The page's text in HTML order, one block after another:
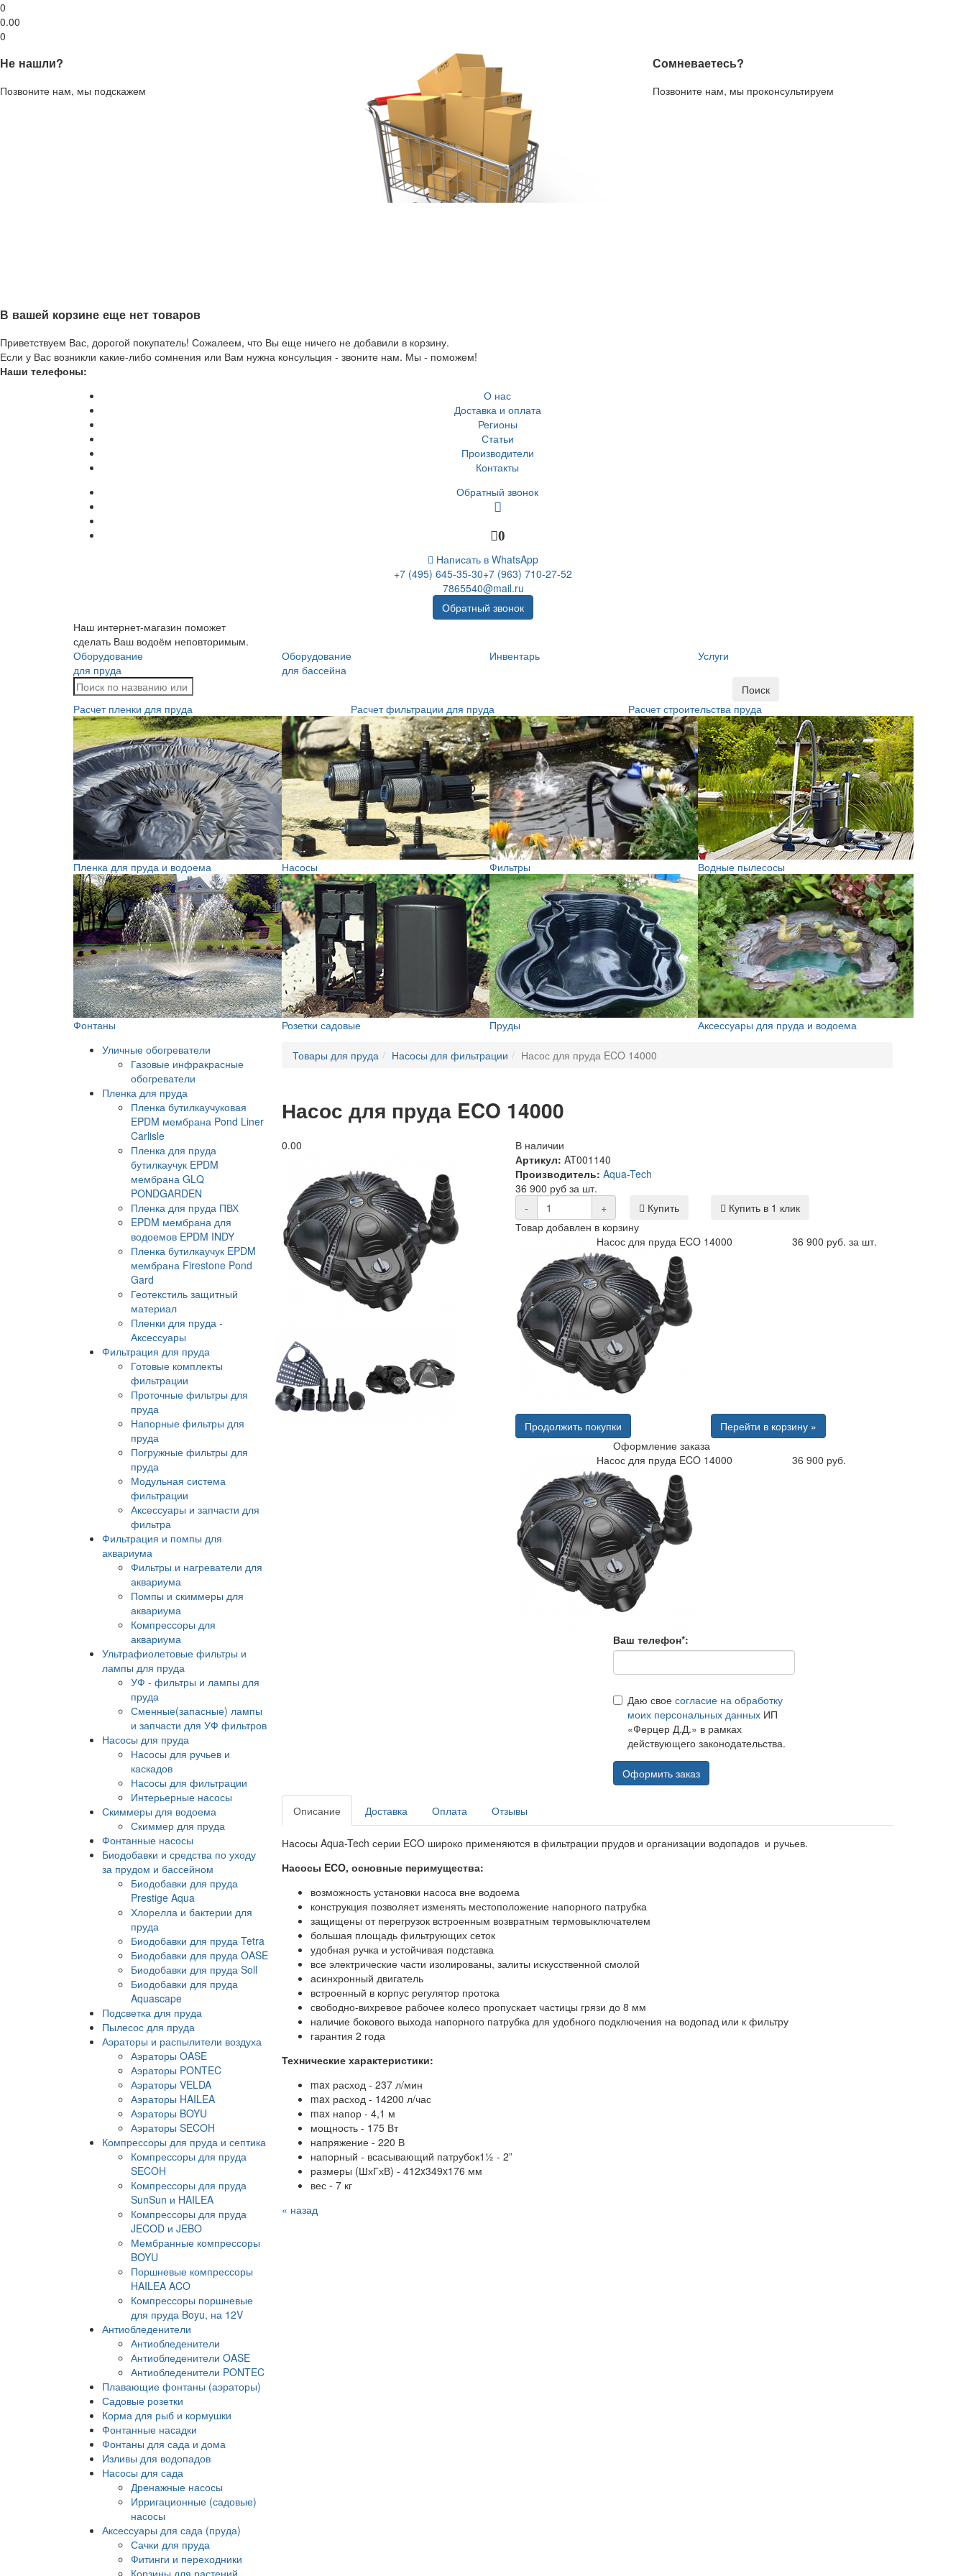
0
0.00
0
Не нашли?
Позвоните нам, мы подскажем
Сомневаетесь?
Позвоните нам, мы проконсультируем
В вашей корзине еще нет товаров
Приветствуем Вас, дорогой покупатель! Сожалеем, что Вы еще ничего не добавили в корзину.
Если у Вас возникли какие-либо сомнения или Вам нужна консульция - звоните нам. Мы - поможем!
Наши телефоны:
О нас
Доставка и оплата
Регионы
Статьи
Производители
Контакты
Обратный звонок
0
Написать в WhatsApp
+7 (495) 645-35-30+7 (963) 710-27-52
7865540@mail.ru
Обратный звонок
Наш интернет-магазин поможет
сделать Ваш водоём неповторимым.
Оборудование
для пруда
Оборудование
для бассейна
Инвентарь Услуги
Поиск
Расчет пленки для пруда
Расчет фильтрации для пруда Расчет строительства пруда
Пленка для пруда и водоема Насосы Фильтры Водные пылесосы
Фонтаны Розетки садовые Пруды
Аксессуары для пруда и водоема
Уличные обогреватели
Газовые инфракрасные
обогреватели
Пленка для пруда
Пленка бутилкаучуковая
EPDM мембрана Pond Liner
Carlisle
Пленка для пруда
бутилкаучук EPDM
мембрана GLQ
PONDGARDEN
Пленка для пруда ПВХ
EPDM мембрана для
водоемов EPDM INDY
Пленка бутилкаучук EPDM
мембрана Firestone Pond
Gard
Геотекстиль защитный
материал
Пленки для пруда -
Аксессуары
Фильтрация для пруда
Готовые комплекты
фильтрации
Проточные фильтры для
пруда
Напорные фильтры для
пруда
Погружные фильтры для
пруда
Модульная система
фильтрации
Аксессуары и запчасти для
фильтра
Фильтрация и помпы для
аквариума
Фильтры и нагреватели для
аквариума
Помпы и скиммеры для
аквариума
Компрессоры для
аквариума
Ультрафиолетовые фильтры и
лампы для пруда
УФ - фильтры и лампы для
пруда
Сменные(запасные) лампы
и запчасти для УФ фильтров
Насосы для пруда
Насосы для ручьев и
каскадов
Насосы для фильтрации
Интерьерные насосы
Скиммеры для водоема
Скиммер для пруда
Фонтанные насосы
Биодобавки и средства по уходу
за прудом и бассейном
Биодобавки для пруда
Prestige Aqua
Хлорелла и бактерии для
пруда
Биодобавки для пруда Tetra
Биодобавки для пруда OASE
Биодобавки для пруда Soll
Биодобавки для пруда
Aquascape
Подсветка для пруда
Пылесос для пруда
Аэраторы и распылители воздуха
Аэраторы OASE
Аэраторы PONTEC
Аэраторы VELDA
Аэраторы HAILEA
Аэраторы BOYU
Аэраторы SECOH
Компрессоры для пруда и септика
Компрессоры для пруда
SECOH
Компрессоры для пруда
SunSun и HAILEA
Компрессоры для пруда
JECOD и JEBO
Мембранные компрессоры
BOYU
Поршневые компрессоры
HAILEA ACO
Компрессоры поршневые
для пруда Boyu, на 12V
Антиобледенители
Антиобледенители
Антиобледенители OASE
Антиобледенители PONTEC
Плавающие фонтаны (аэраторы)
Садовые розетки
Корма для рыб и кормушки
Фонтанные насадки
Фонтаны для сада и дома
Изливы для водопадов
Насосы для сада
Дренажные насосы
Ирригационные (садовые)
насосы
Аксессуары для сада (пруда)
Сачки для пруда
Фитинги и переходники
Корзины для растений
Товары для пруда Насосы для фильтрации Насос для пруда ECO 14000
Насос для пруда ECO 14000
0.00
В наличии
Артикул: AT001140
Производитель: Aqua-Tech
36 900 руб за шт.
-
+ Купить
Купить в 1 клик
Товар добавлен в корзину
Насос для пруда ECO 14000
36 900 руб. за шт.
Продолжить покупки
Перейти в корзину »
Оформление заказа
Насос для пруда ECO 14000
36 900 руб.
Ваш телефон*:
Даю свое согласие на обработку
моих персональных данныхИП
«Ферцер Д.Д.» в рамках
действующего законодательства.
Оформить заказ
Описание Доставка Оплата Отзывы
Насосы Aqua-Tech серии ECO широко применяются в фильтрации прудов и организации водопадов и ручьев.
Насосы ECO, основные перимущества:
возможность установки насоса вне водоема
конструкция позволяет изменять местоположение напорного патрубка
защищены от перегрузок встроенным возвратным термовыключателем
большая площадь фильтрующих сеток
удобная ручка и устойчивая подставка
все электрические части изолированы, залиты искусственной смолой
асинхронный двигатель
встроенный в корпус регулятор протока
свободно-вихревое рабочее колесо пропускает частицы грязи до 8 мм
наличие бокового выхода напорного патрубка для удобного подключения на водопад или к фильтру
гарантия 2 года
Технические характеристики:
max расход - 237 л/мин
max расход - 14200 л/час
max напор - 4,1 м
мощность - 175 Вт
напряжение - 220 В
напорный - всасывающий патрубок1½ - 2”
размеры (ШхГхВ) - 412x349x176 мм
вес - 7 кг
« назад